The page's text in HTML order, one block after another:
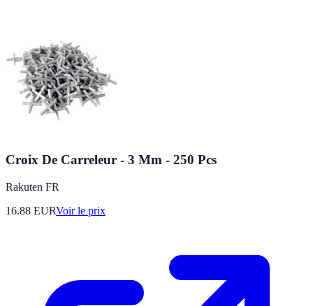
Croix De Carreleur - 3 Mm - 250 Pcs
Rakuten FR
16.88 EURVoir le prix